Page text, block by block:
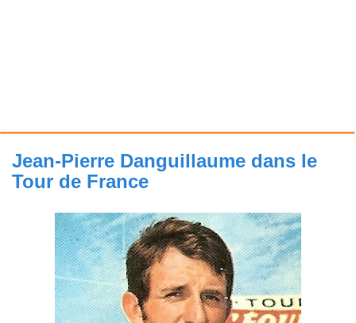
Jean-Pierre Danguillaume dans le
Tour de France